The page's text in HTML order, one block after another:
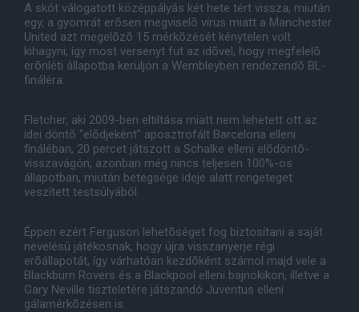
A skót válogatott középpályás két hete tért vissza, miután
egy, a gyomrát erõsen megviselõ vírus miatt a Manchester
United azt megelõzõ 15 mérkõzését kénytelen volt
kihagyni, így most versenyt fut az idõvel, hogy megfelelõ
erõnléti állapotba kerüljön a Wembleyben rendezendõ BL-
fináléra.
Fletcher, aki 2009-ben eltiltása miatt nem lehetett ott az
idei döntõ "elõdjeként" aposztrofált Barcelona elleni
fináléban, 20 percet játszott a Schalke elleni elõdöntõ-
visszavágón, azonban még nincs teljesen 100%-os
állapotban, miután betegsége ideje alatt rengeteget
veszített testsúlyából.
Éppen ezért Ferguson lehetõséget fog biztosítani a saját
nevelésû játékosnak, hogy újra visszanyerje régi
erõállapotát, így várhatóan kezdõként számol majd vele a
Blackburn Rovers és a Blackpool elleni bajnokikon, illetve a
Gary Neville tiszteletére játszandó Juventus elleni
gálamérkõzésen is.